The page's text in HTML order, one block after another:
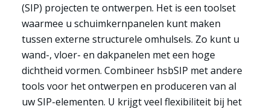
(SIP) projecten te ontwerpen. Het is een toolset
waarmee u schuimkernpanelen kunt maken
tussen externe structurele omhulsels. Zo kunt u
wand-, vloer- en dakpanelen met een hoge
dichtheid vormen. Combineer hsbSIP met andere
tools voor het ontwerpen en produceren van al
uw SIP-elementen. U krijgt veel flexibiliteit bij het